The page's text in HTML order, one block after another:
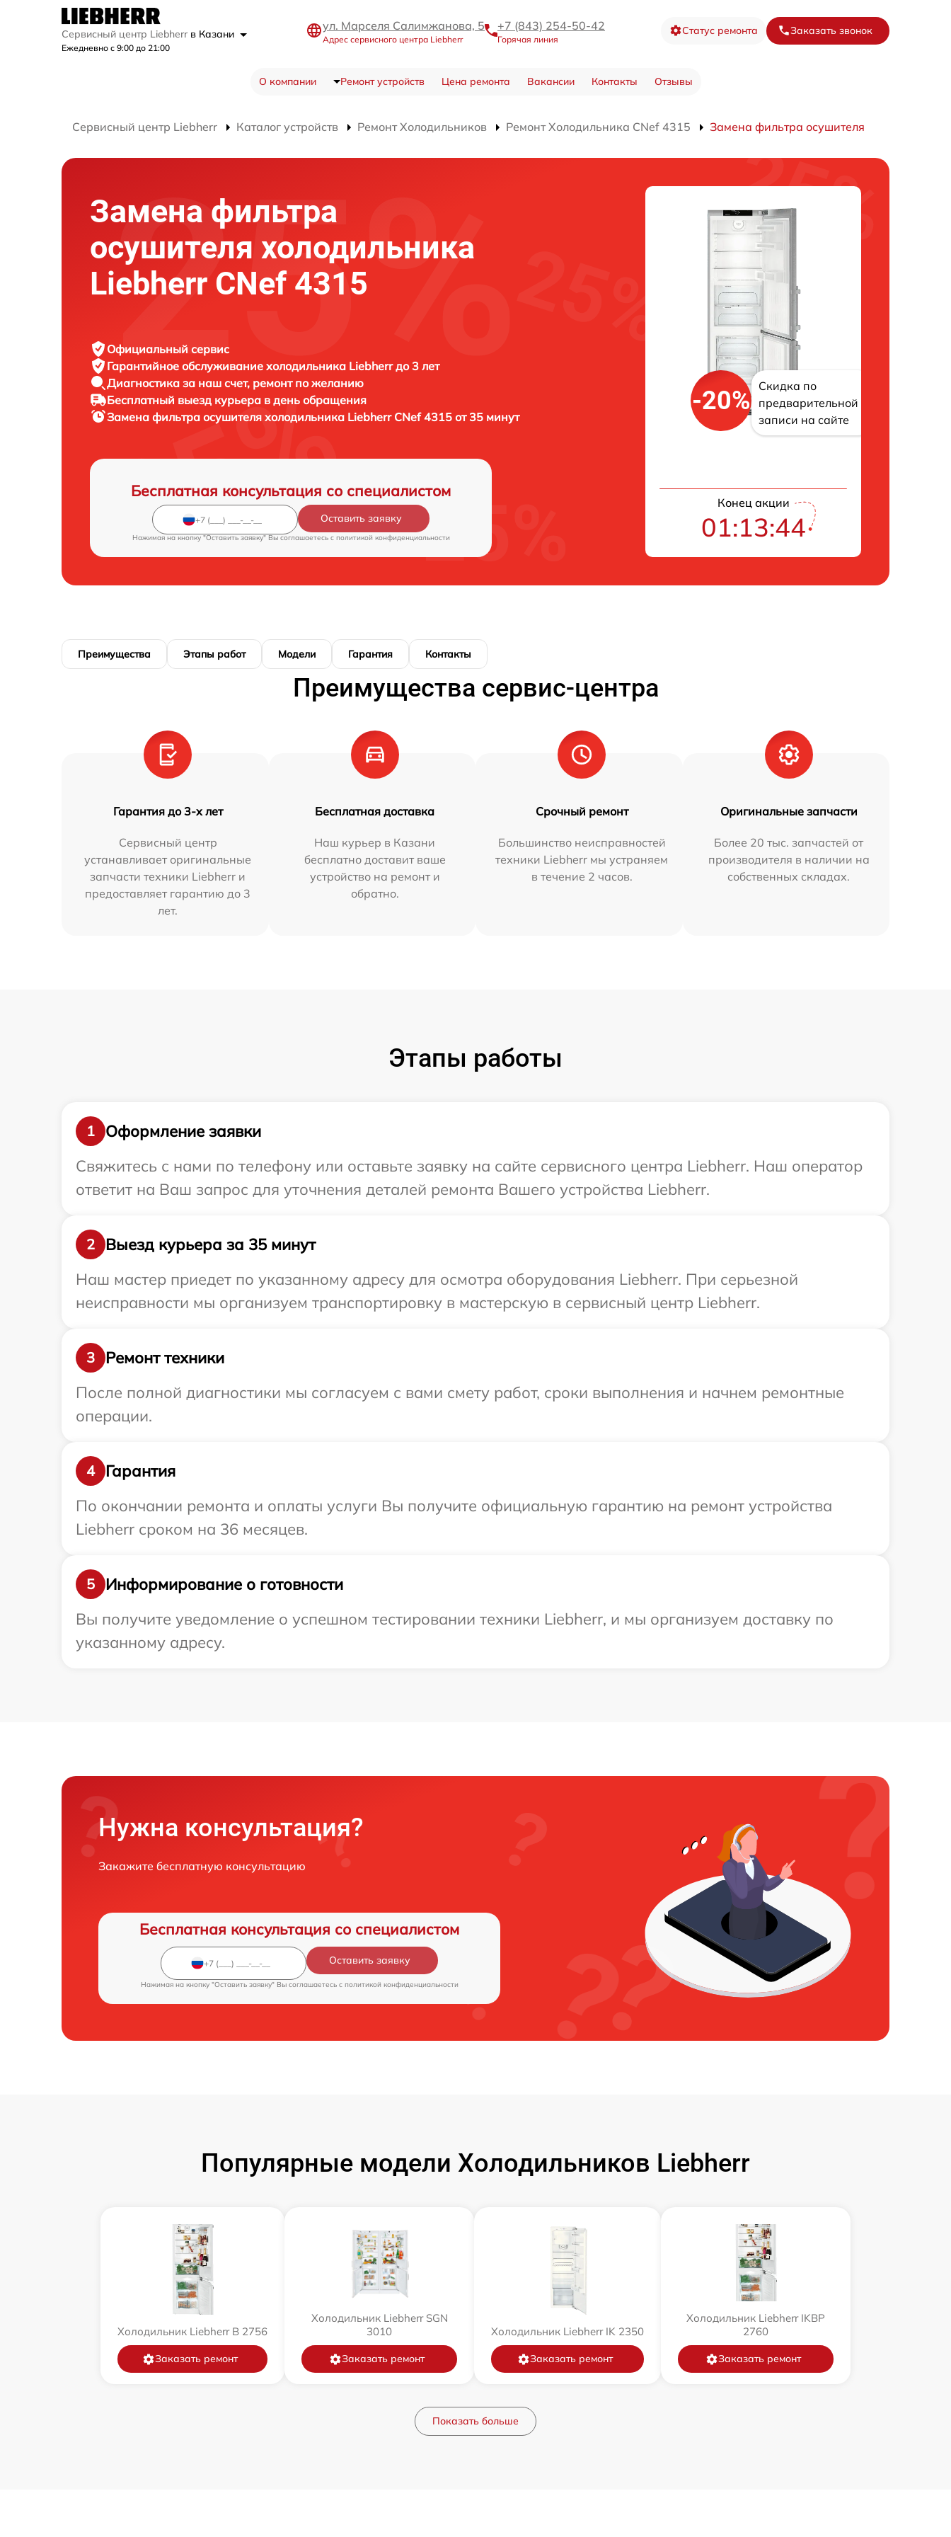
Сервисный центр Liebherr в Казани
Ежедневно с 9:00 до 21:00
ул. Марселя Салимжанова, 5
Адрес сервисного центра Liebherr
+7 (843) 254-50-42
Горячая линия
Статус ремонта Заказать звонок
О компании Ремонт устройств Цена ремонта Вакансии Контакты Отзывы
Сервисный центр Liebherr Каталог устройств Ремонт Холодильников Ремонт Холодильника CNef 4315 Замена фильтра осушителя
Замена фильтра
осушителя холодильника
Liebherr CNef 4315
Официальный сервис
Гарантийное обслуживание холодильника Liebherr до 3 лет
Диагностика за наш счет, ремонт по желанию
Бесплатный выезд курьера в день обращения
Замена фильтра осушителя холодильника Liebherr CNef 4315 от 35 минут
Бесплатная консультация со специалистом
Оставить заявку
Нажимая на кнопку "Оставить заявку" Вы соглашаетесь c политикой конфиденциальности
-20%
Скидка по
предварительной
записи на сайте
Конец акции
01:13:43
Преимущества Этапы работ Модели Гарантия Контакты
Преимущества сервис-центра
Гарантия до 3-х лет
Сервисный центр
устанавливает оригинальные
запчасти техники Liebherr и
предоставляет гарантию до 3
лет.
Бесплатная доставка
Наш курьер в Казани
бесплатно доставит ваше
устройство на ремонт и
обратно.
Срочный ремонт
Большинство неисправностей
техники Liebherr мы устраняем
в течение 2 часов.
Оригинальные запчасти
Более 20 тыс. запчастей от
производителя в наличии на
собственных складах.
Этапы работы
1
Оформление заявки
Свяжитесь с нами по телефону или оставьте заявку на сайте сервисного центра Liebherr. Наш оператор
ответит на Ваш запрос для уточнения деталей ремонта Вашего устройства Liebherr.
2
Выезд курьера за 35 минут
Наш мастер приедет по указанному адресу для осмотра оборудования Liebherr. При серьезной
неисправности мы организуем транспортировку в мастерскую в сервисный центр Liebherr.
3
Ремонт техники
После полной диагностики мы согласуем с вами смету работ, сроки выполнения и начнем ремонтные
операции.
4
Гарантия
По окончании ремонта и оплаты услуги Вы получите официальную гарантию на ремонт устройства
Liebherr сроком на 36 месяцев.
5
Информирование о готовности
Вы получите уведомление о успешном тестировании техники Liebherr, и мы организуем доставку по
указанному адресу.
Нужна консультация?
Закажите бесплатную консультацию
Бесплатная консультация со специалистом
Оставить заявку
Нажимая на кнопку "Оставить заявку" Вы соглашаетесь c политикой конфиденциальности
Популярные модели Холодильников Liebherr
Холодильник Liebherr B 2756
Заказать ремонт
Холодильник Liebherr SGN
3010
Заказать ремонт
Холодильник Liebherr IK 2350
Заказать ремонт
Холодильник Liebherr IKBP
2760
Заказать ремонт
Показать больше